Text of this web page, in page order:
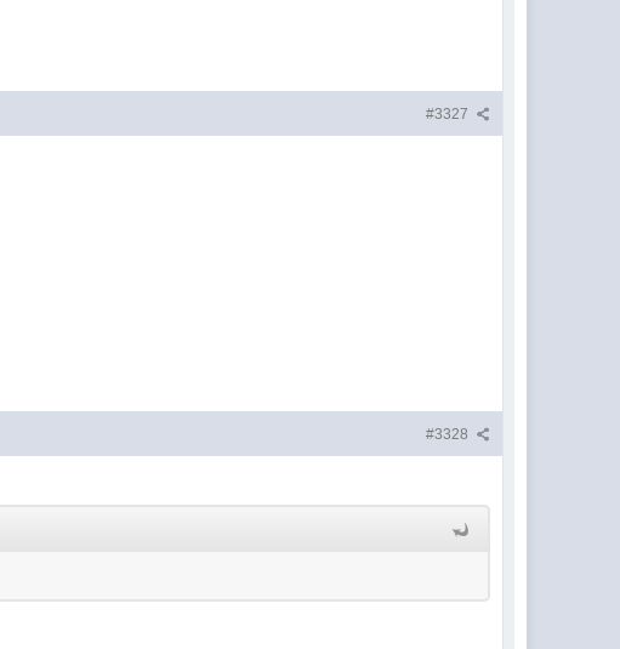
#3327
#3328